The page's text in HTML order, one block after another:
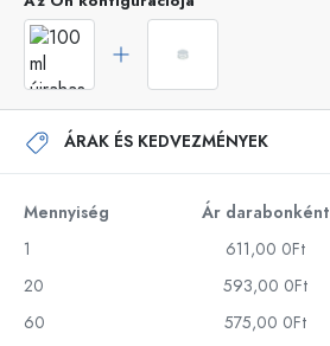
ÁRAK ÉS KEDVEZMÉNYEK
Mennyiség Ár darabonként
1
611,00 0Ft
20
593,00 0Ft
60
575,00 0Ft